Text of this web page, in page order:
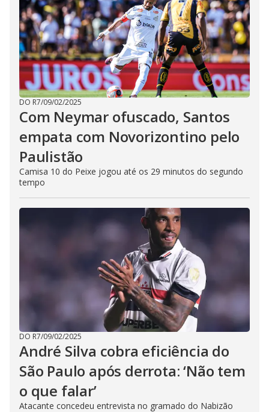
DO R7/09/02/2025
Com Neymar ofuscado, Santos
empata com Novorizontino pelo
Paulistão
Camisa 10 do Peixe jogou até os 29 minutos do segundo
tempo
DO R7/09/02/2025
André Silva cobra eficiência do
São Paulo após derrota: ‘Não tem
o que falar’
Atacante concedeu entrevista no gramado do Nabizão